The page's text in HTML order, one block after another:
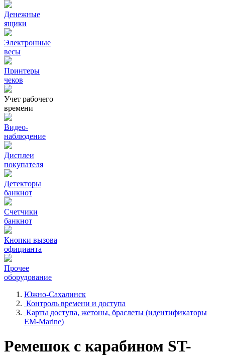
Денежные
ящики
Электронные
весы
Принтеры
чеков
Учет рабочего
времени
Видео‑
наблюдение
Дисплеи
покупателя
Детекторы
банкнот
Счетчики
банкнот
Кнопки вызова
официанта
Прочее
оборудование
Южно-Сахалинск
Контроль времени и доступа
Карты доступа, жетоны, браслеты (идентификаторы
EM-Marine)
Ремешок с карабином ST-